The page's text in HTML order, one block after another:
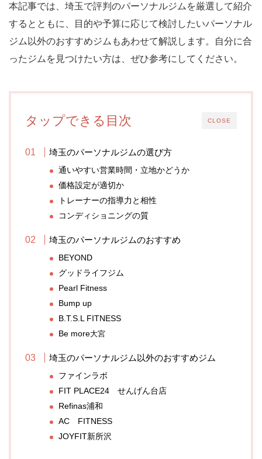
本記事では、埼玉で評判のパーソナルジムを厳選して紹介
するとともに、目的や予算に応じて検討したいパーソナル
ジム以外のおすすめジムもあわせて解説します。自分に合
ったジムを見つけたい方は、ぜひ参考にしてください。
CLOSE
タップできる目次
埼玉のパーソナルジムの選び方
通いやすい営業時間・立地かどうか
価格設定が適切か
トレーナーの指導力と相性
コンディショニングの質
埼玉のパーソナルジムのおすすめ
BEYOND
グッドライフジム
Pearl Fitness
Bump up
B.T.S.L FITNESS
Be more大宮
埼玉のパーソナルジム以外のおすすめジム
ファインラボ
FIT PLACE24 せんげん台店
Refinas浦和
AC FITNESS
JOYFIT新所沢